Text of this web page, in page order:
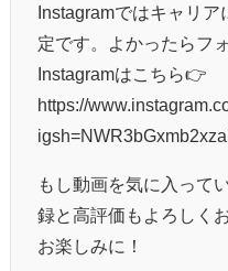
Instagramではキャリ
定です。よかったらフ
Instagramはこちら👉
https://
もし動画を気に入って
録と高評価もよろしく
お楽しみに！